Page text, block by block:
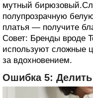
мутный
полупрозрачную
платья — получите
Совет: Бренды вроде
используют сложные
за вдохновением.
Ошибка 5: